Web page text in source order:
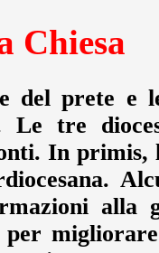
Chiesa
del prete e
Le tre
In primis,
alla
per